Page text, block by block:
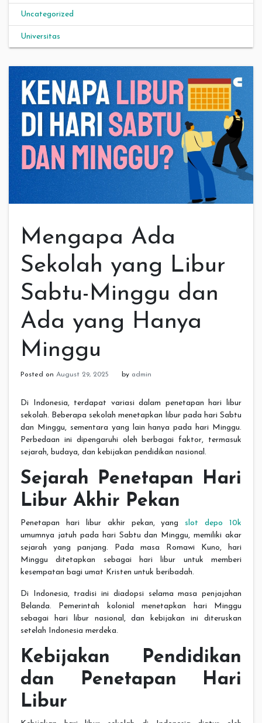
Uncategorized
Universitas
Mengapa Ada
Sekolah yang Libur
Sabtu-Minggu dan
Ada yang Hanya
Minggu
Posted on August 29, 2025 by admin
Di Indonesia, terdapat variasi dalam penetapan hari libur
sekolah. Beberapa sekolah menetapkan libur pada hari Sabtu
dan Minggu, sementara yang lain hanya pada hari Minggu.
Perbedaan ini dipengaruhi oleh berbagai faktor, termasuk
sejarah, budaya, dan kebijakan pendidikan nasional.
Sejarah Penetapan Hari
Libur Akhir Pekan
Penetapan hari libur akhir pekan, yang slot depo 10k
umumnya jatuh pada hari Sabtu dan Minggu, memiliki akar
sejarah yang panjang. Pada masa Romawi Kuno, hari
Minggu ditetapkan sebagai hari libur untuk memberi
kesempatan bagi umat Kristen untuk beribadah.
Di Indonesia, tradisi ini diadopsi selama masa penjajahan
Belanda. Pemerintah kolonial menetapkan hari Minggu
sebagai hari libur nasional, dan kebijakan ini diteruskan
setelah Indonesia merdeka.
Kebijakan Pendidikan
dan Penetapan Hari
Libur